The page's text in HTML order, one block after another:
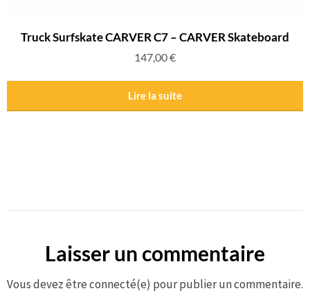
Truck Surfskate CARVER C7 – CARVER Skateboard
147,00€
Lire la suite
Laisser un commentaire
Vous devez être connecté(e) pour publier un commentaire.